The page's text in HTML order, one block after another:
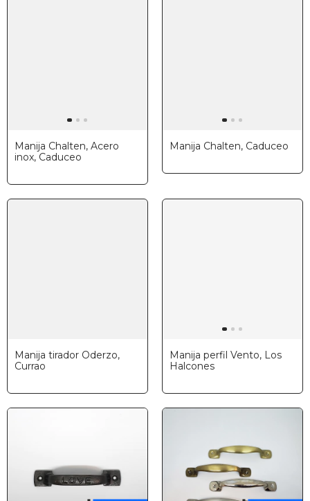
Manija Chalten, Acero
inox, Caduceo
Manija Chalten, Caduceo
Manija tirador Oderzo,
Currao
Manija perfil Vento, Los
Halcones